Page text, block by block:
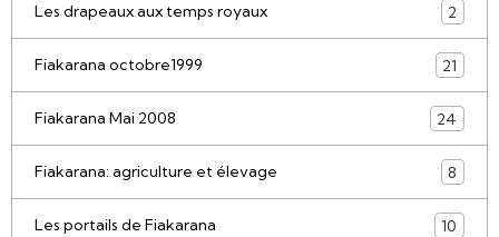
Les drapeaux aux temps royaux 2
Fiakarana octobre1999 21
Fiakarana Mai 2008 24
Fiakarana: agriculture et élevage 8
Les portails de Fiakarana 10